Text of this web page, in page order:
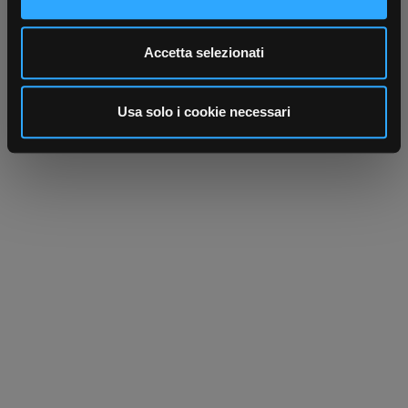
Utilizziamo i cookie per personalizzare contenuti ed
analizzare il nostro traffico. Condividiamo inoltre
informazioni sul modo in cui utilizza il nostro sito con i
nostri partner che si occupano di analisi dei dati web,
pubblicità e social media, i quali potrebbero combinarle
Accetta selezionati
Usa solo i cookie necessari